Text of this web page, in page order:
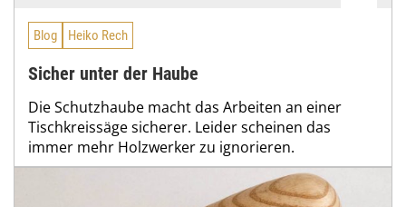
Blog Heiko Rech
Sicher unter der Haube
Die Schutzhaube macht das Arbeiten an einer
Tischkreissäge sicherer. Leider scheinen das
immer mehr Holzwerker zu ignorieren.